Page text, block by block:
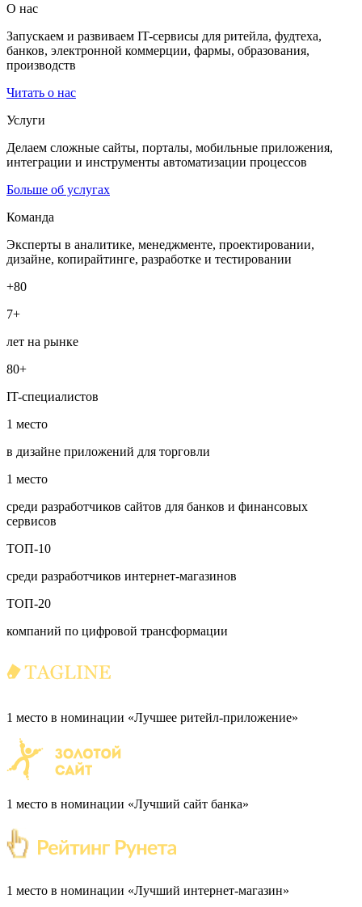
О нас
Запускаем и развиваем IT-сервисы для ритейла, фудтеха,
банков, электронной коммерции, фармы, образования,
производств
Читать о нас
Услуги
Делаем сложные сайты, порталы, мобильные приложения,
интеграции и инструменты автоматизации процессов
Больше об услугах
Команда
Эксперты в аналитике, менеджменте, проектировании,
дизайне, копирайтинге, разработке и тестировании
+80
7+
лет на рынке
80+
IT-специалистов
1 место
в дизайне приложений для торговли
1 место
среди разработчиков сайтов для банков и финансовых
сервисов
ТОП-10
среди разработчиков интернет‑магазинов
ТОП-20
компаний по цифровой трансформации
1 место в номинации «Лучшее ритейл-приложение»
1 место в номинации «Лучший сайт банка»
1 место в номинации «Лучший интернет-магазин»